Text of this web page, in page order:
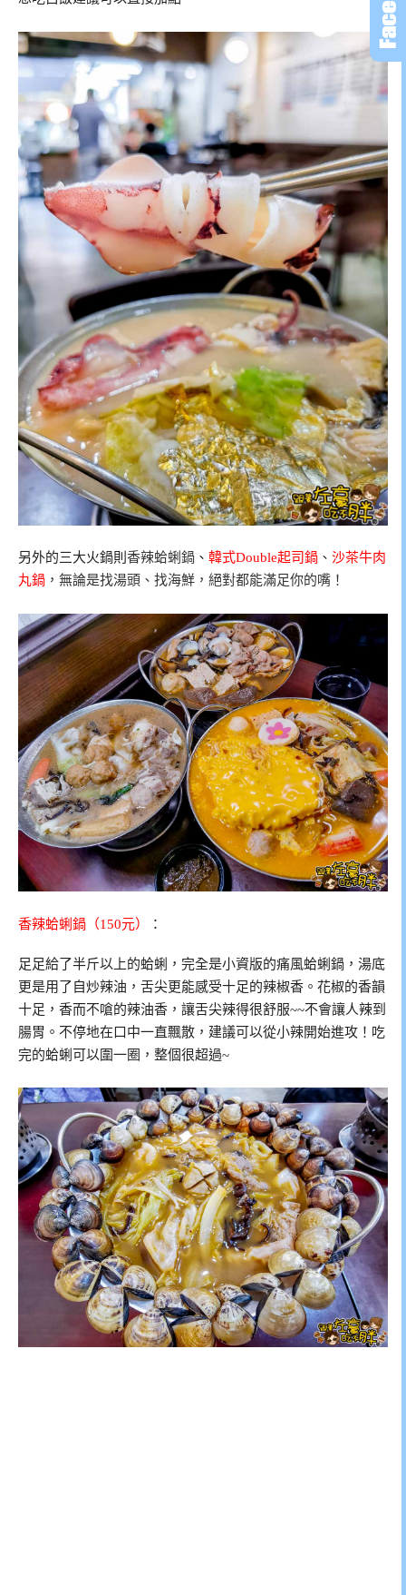
另外的三大火鍋則 香辣蛤蜊鍋 、 韓式Double起司鍋 、 沙茶牛肉
丸鍋 ，無論是找湯頭、找海鮮，絕對都能滿足你的嘴！
香辣蛤蜊鍋（150元） ：
足足給了半斤以上的蛤蜊，完全是小資版的痛風蛤蜊鍋，湯底
更是用了自炒辣油，舌尖更能感受十足的辣椒香。花椒的香韻
十足，香而不嗆的辣油香，讓舌尖辣得很舒服~~不會讓人辣到
腸胃。不停地在口中一直飄散，建議可以從小辣開始進攻！吃
完的蛤蜊可以圍一圈，整個很超過~